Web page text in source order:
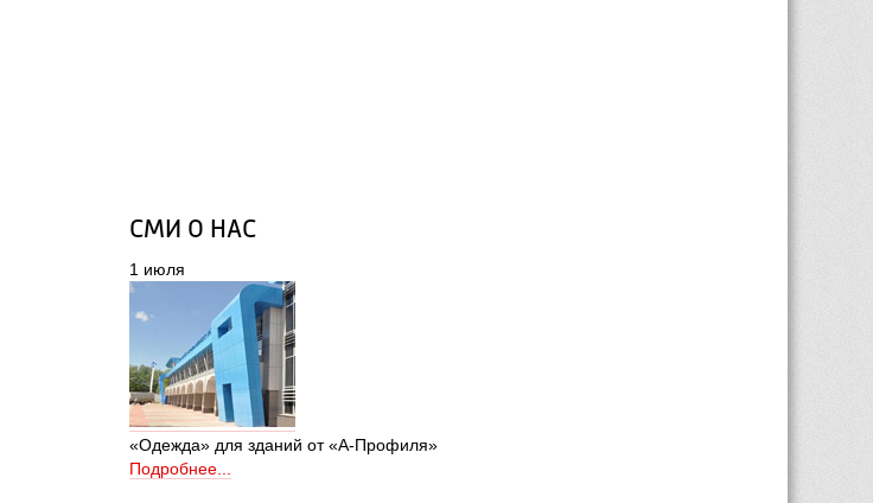
СМИ О НАС
1 июля
«Одежда» для зданий от «А-Профиля»
Подробнее...